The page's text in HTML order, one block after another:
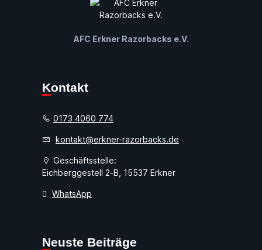
AFC Erkner Razorbacks e.V.
Kontakt
0173 4060 774
kontakt@erkner-razorbacks.de
Geschäftsstelle:
Eichberggestell 2-B, 15537 Erkner
WhatsApp
Neuste Beiträge